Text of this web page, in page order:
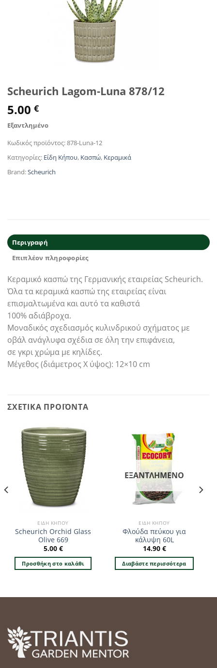
Scheurich Lagom-Luna 878/12
5.00 €
Εξαντλημένο
Κωδικός προϊόντος:878-Luna-12
Κατηγορίες: Είδη Κήπου, Κασπώ, Κεραμικά
Brand:Scheurich
Περιγραφή
Επιπλέον πληροφορίες
Κεραμικό κασπώ της Γερμανικής εταιρείας Scheurich.
Όλα τα κεραμικά κασπώ της εταιρείας είναι
επισμαλτωμένα και αυτό τα καθιστά
100% αδιάβροχα.
Μοναδικός σχεδιασμός κυλινδρικού σχήματος με
οβάλ ανάγλυφα σχέδια σε όλη την επιφάνεια,
σε γκρι χρώμα με κηλίδες.
Μέγεθος (διάμετρος Χ ύψος): 12×10 cm
ΣΧΕΤΙΚΆ ΠΡΟΪΌΝΤΑ
ΕΊΔΗ ΚΉΠΟΥ
Scheurich Orchid Glass
Olive 669
5.00 €
Προσθήκη στο καλάθι
ΕΞΑΝΤΛΗΜΈΝΟ
ΕΊΔΗ ΚΉΠΟΥ
Φλούδα πεύκου για
κάλυψη 60L
14.90 €
Διαβάστε περισσότερα